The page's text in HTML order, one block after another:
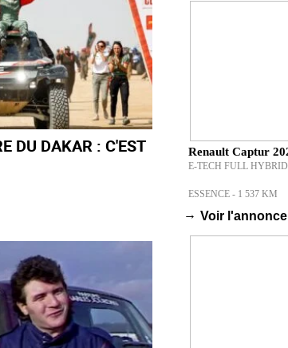
DU DAKAR : C'EST
Renault Captur
E-TECH FULL
ESSENCE - 1 537 KM
→ Voir l'annonce